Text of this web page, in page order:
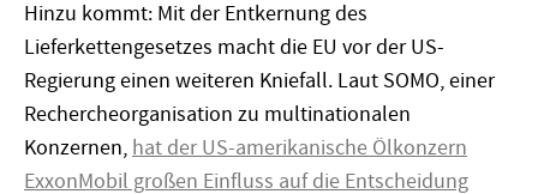
Hinzu kommt: Mit der Entkernung des
Lieferkettengesetzes macht die EU vor der US-
Regierung einen weiteren Kniefall. Laut SOMO, einer
Rechercheorganisation zu multinationalen
Konzernen, hat der US-amerikanische Ölkonzern
ExxonMobil großen Einfluss auf die Entscheidung